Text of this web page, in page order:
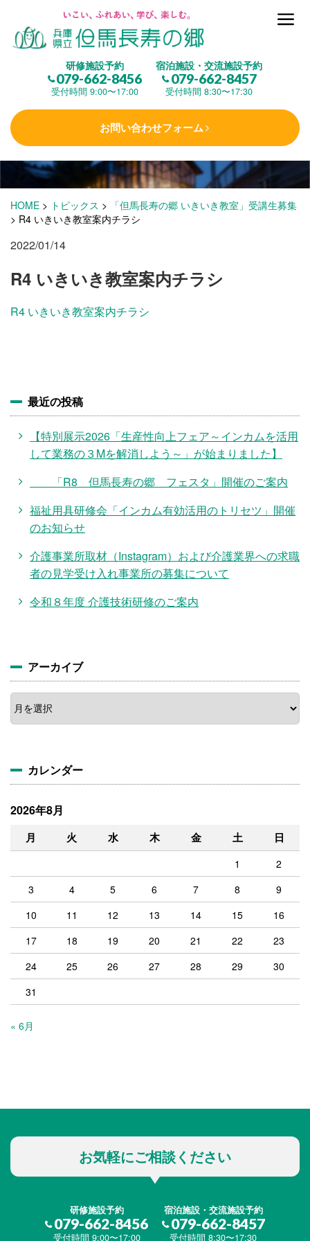
研修施設予約
079-662-8456
受付時間 9:00〜17:00
宿泊施設・交流施設予約
079-662-8457
受付時間 8:30〜17:30
お問い合わせフォーム
但馬長寿の郷とは
(研修施設)
楽しむ
学 ぶ(健康福祉)
泊まる(宿泊)
施設・料金
HOME > トピックス >
「但馬長寿の郷 いきいき教室」受講生募集
> R4 いきいき教室案内チラシ
2022/01/14
R4 いきいき教室案内チラシ
R4 いきいき教室案内チラシ
最近の投稿
【特別展示2026「生産性向上フェア～インカムを活用
して業務の３Mを解消しよう～」が始まりました】
「R8 但馬長寿の郷 フェスタ」開催のご案内
福祉用具研修会「インカム有効活用のトリセツ」開催
のお知らせ
介護事業所取材（Instagram）および介護業界への求職
者の見学受け入れ事業所の募集について
令和８年度 介護技術研修のご案内
アーカイブ
ア
ー
カ
カレンダー
2026年8月
月 火 水 木 金 土 日
1
2
3
4 5 6 7 8
9
10
11 12 13 14 15
16
17
18 19 20 21 22
23
24
25 26 27 28 29
30
31
« 6月
お気軽にご相談ください
研修施設予約
079-662-8456
受付時間 9:00〜17:00
宿泊施設・交流施設予約
079-662-8457
受付時間 8:30〜17:30